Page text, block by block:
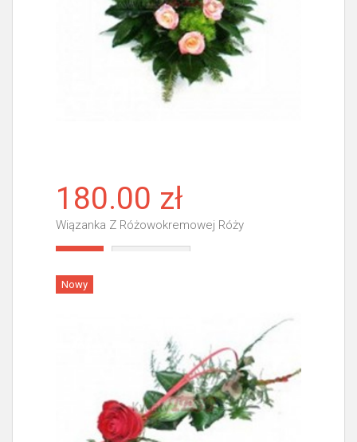
180.00 zł
Wiązanka Z Różowokremowej Róży
Nowy